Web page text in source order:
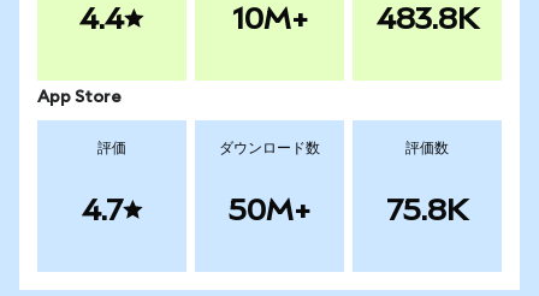
4.4 10M+ 483.8K
App Store
評価
4.7
ダウンロード数
50M+
評価数
75.8K